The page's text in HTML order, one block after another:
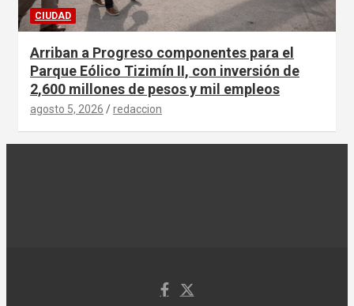
CIUDAD
Arriban a Progreso componentes para el
Parque Eólico Tizimín II, con inversión de
2,600 millones de pesos y mil empleos
agosto 5, 2026 redaccion